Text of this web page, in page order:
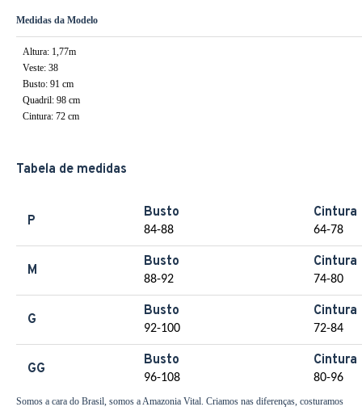
Medidas da Modelo
Altura: 1,77m
Veste: 38
Busto: 91 cm
Quadril: 98 cm
Cintura: 72 cm
Tabela de medidas
P
Busto
84-88
Cintura
64-78
M
Busto
88-92
Cintura
74-80
G
Busto
92-100
Cintura
72-84
GG
Busto
96-108
Cintura
80-96
Somos a cara do Brasil, somos a Amazonia Vital. Criamos nas diferenças, costuramos